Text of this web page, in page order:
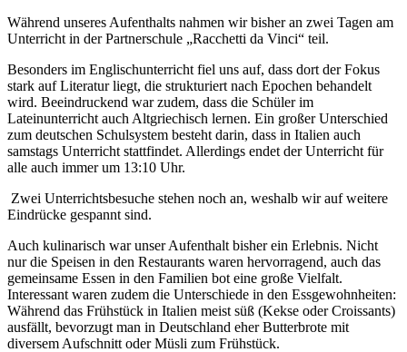
Während unseres Aufenthalts nahmen wir bisher an zwei Tagen am
Unterricht in der Partnerschule „Racchetti da Vinci“ teil.
Besonders im Englischunterricht fiel uns auf, dass dort der Fokus
stark auf Literatur liegt, die strukturiert nach Epochen behandelt
wird. Beeindruckend war zudem, dass die Schüler im
Lateinunterricht auch Altgriechisch lernen. Ein großer Unterschied
zum deutschen Schulsystem besteht darin, dass in Italien auch
samstags Unterricht stattfindet. Allerdings endet der Unterricht für
alle auch immer um 13:10 Uhr.
Zwei Unterrichtsbesuche stehen noch an, weshalb wir auf weitere
Eindrücke gespannt sind.
Auch kulinarisch war unser Aufenthalt bisher ein Erlebnis. Nicht
nur die Speisen in den Restaurants waren hervorragend, auch das
gemeinsame Essen in den Familien bot eine große Vielfalt.
Interessant waren zudem die Unterschiede in den Essgewohnheiten:
Während das Frühstück in Italien meist süß (Kekse oder Croissants)
ausfällt, bevorzugt man in Deutschland eher Butterbrote mit
diversem Aufschnitt oder Müsli zum Frühstück.